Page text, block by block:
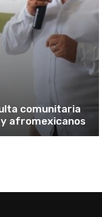
comunitaria
y afromexicanos